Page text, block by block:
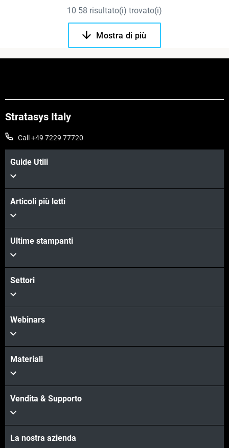
10 58 risultato(i) trovato(i)
Mostra di più
Stratasys Italy
Call +49 7229 77720
Guide Utili
Articoli più letti
Ultime stampanti
Settori
Webinars
Materiali
Vendita & Supporto
La nostra azienda